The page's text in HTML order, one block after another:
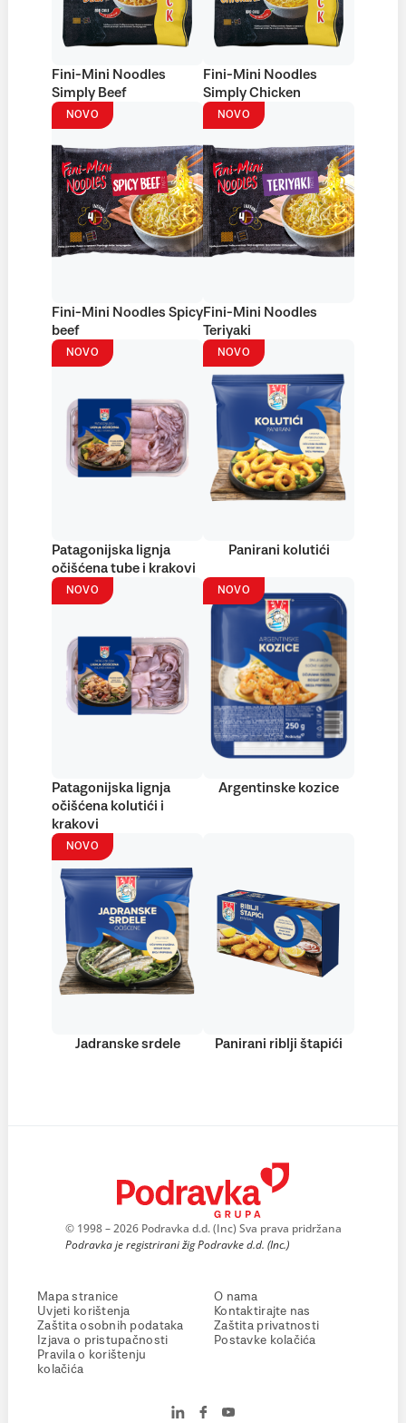
Fini-Mini Noodles
Simply Beef
Fini-Mini Noodles
Simply Chicken
NOVO
Fini-Mini Noodles Spicy
beef
NOVO
Fini-Mini Noodles
Teriyaki
NOVO
Patagonijska lignja
očišćena tube i krakovi
NOVO
Panirani kolutići
NOVO
Patagonijska lignja
očišćena kolutići i
krakovi
NOVO
Argentinske kozice
NOVO
Jadranske srdele Panirani riblji štapići
© 1998 – 2026 Podravka d.d. (Inc) Sva prava pridržana
Podravka je registrirani žig Podravke d.d. (Inc.)
Mapa stranice
Uvjeti korištenja
Zaštita osobnih podataka
Izjava o pristupačnosti
Pravila o korištenju
kolačića
O nama
Kontaktirajte nas
Zaštita privatnosti
Postavke kolačića